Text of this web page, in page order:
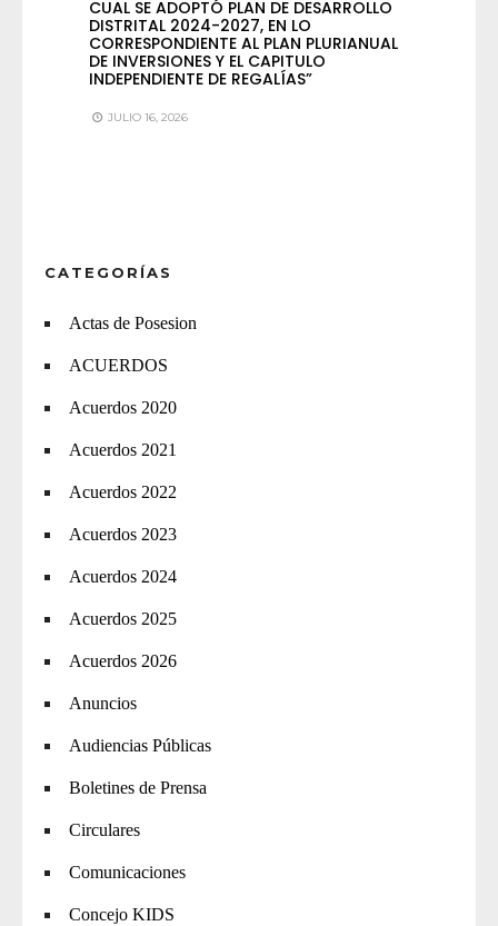
CUAL SE ADOPTÓ PLAN DE DESARROLLO
DISTRITAL 2024-2027, EN LO
CORRESPONDIENTE AL PLAN PLURIANUAL
DE INVERSIONES Y EL CAPITULO
INDEPENDIENTE DE REGALÍAS”
JULIO 16, 2026
CATEGORÍAS
Actas de Posesion
ACUERDOS
Acuerdos 2020
Acuerdos 2021
Acuerdos 2022
Acuerdos 2023
Acuerdos 2024
Acuerdos 2025
Acuerdos 2026
Anuncios
Audiencias Públicas
Boletines de Prensa
Circulares
Comunicaciones
Concejo KIDS